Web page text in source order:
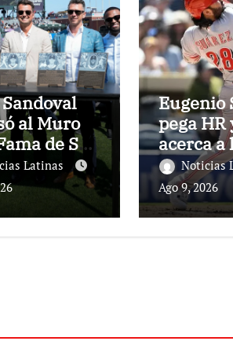
al Muro
de San
Latinas
Eugenio
pega HR
acerca
Noticias
Ago 9, 2026